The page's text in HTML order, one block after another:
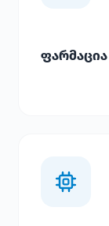
ფარმაცია